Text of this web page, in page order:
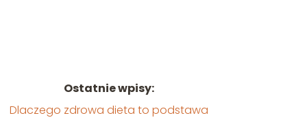
Ostatnie wpisy:
Dlaczego zdrowa dieta to podstawa